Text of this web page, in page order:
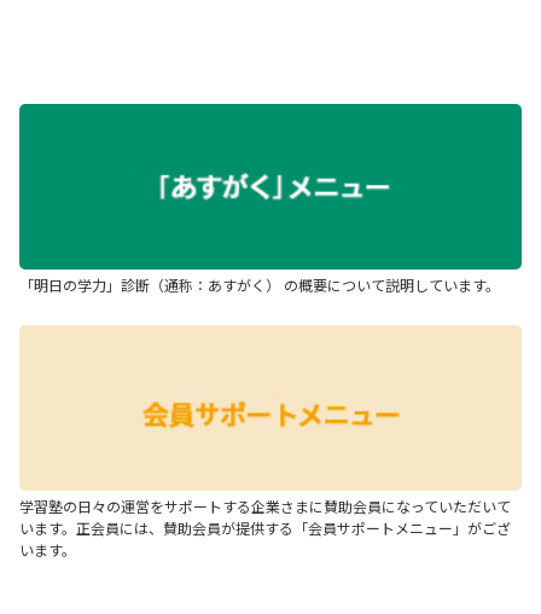
「明日の学力」診断（通称：あすがく） の概要について説明しています。
学習塾の日々の運営をサポートする企業さまに賛助会員になっていただいて
います。正会員には、賛助会員が提供する「会員サポートメニュー」がござ
います。